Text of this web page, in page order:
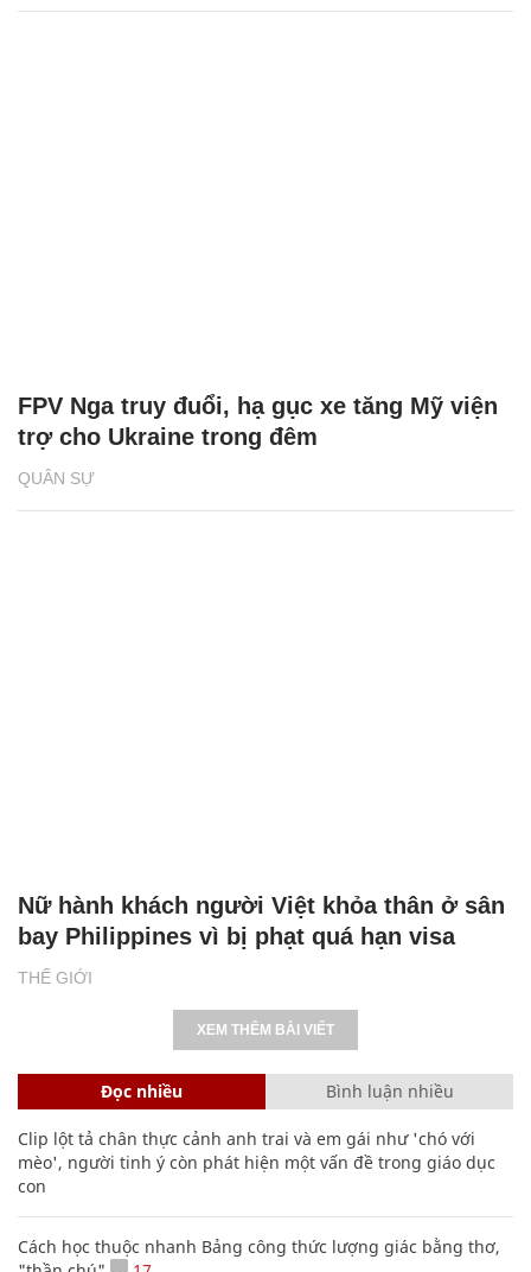
QUÂN SỰ
FPV Nga truy đuổi, hạ gục xe tăng Mỹ viện
trợ cho Ukraine trong đêm
THẾ GIỚI
Nữ hành khách người Việt khỏa thân ở sân
bay Philippines vì bị phạt quá hạn visa
XEM THÊM BÀI VIẾT
Đọc nhiều Bình luận nhiều
Clip lột tả chân thực cảnh anh trai và em gái như 'chó với
mèo', người tinh ý còn phát hiện một vấn đề trong giáo dục
con
Cách học thuộc nhanh Bảng công thức lượng giác bằng thơ,